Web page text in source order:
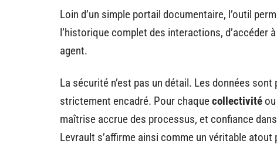
Loin d’un simple portail documentaire, l’outil
l’historique complet des interactions, d’accéder
agent.
La sécurité n’est pas un détail. Les données
strictement encadré. Pour chaquecollectivité ou
maîtrise accrue des processus, et confiance
Levrault s’affirme ainsi comme un véritable